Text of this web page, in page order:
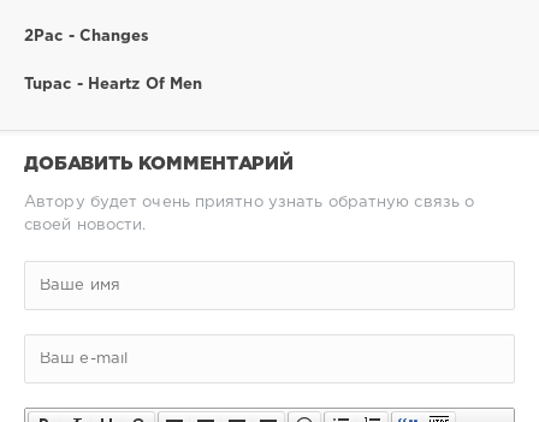
2Pac - Changes
Tupac - Heartz Of Men
ДОБАВИТЬ КОММЕНТАРИЙ
Автору будет очень приятно узнать обратную связь о
своей новости.